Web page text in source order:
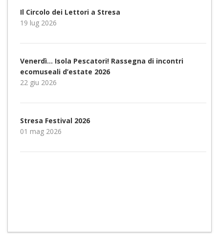
Il Circolo dei Lettori a Stresa
19 lug 2026
Venerdì… Isola Pescatori! Rassegna di incontri
ecomuseali d’estate 2026
22 giu 2026
Stresa Festival 2026
01 mag 2026